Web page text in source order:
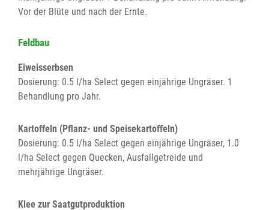
Vor der Blüte und nach der Ernte.
Feldbau
Eiweisserbsen
Dosierung: 0.5 l/ha Select gegen einjährige Ungräser. 1
Behandlung pro Jahr.
Kartoffeln (Pflanz- und Speisekartoffeln)
Dosierung: 0.5 l/ha Select gegen einjährige Ungräser, 1.0
l/ha Select gegen Quecken, Ausfallgetreide und
mehrjährige Ungräser.
Klee zur Saatgutproduktion